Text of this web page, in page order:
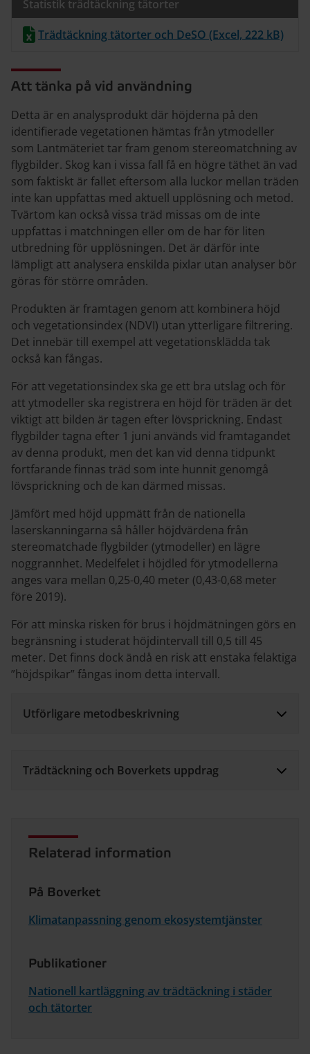
Statistik trädtäckning tätorter
Trädtäckning tätorter och DeSO (Excel, 222 kB)
Att tänka på vid användning
Detta är en analysprodukt där höjderna på den
identifierade vegetationen hämtas från ytmodeller
som Lantmäteriet tar fram genom stereomatchning av
flygbilder. Skog kan i vissa fall få en högre täthet än vad
som faktiskt är fallet eftersom alla luckor mellan träden
inte kan uppfattas med aktuell upplösning och metod.
Tvärtom kan också vissa träd missas om de inte
uppfattas i matchningen eller om de har för liten
utbredning för upplösningen. Det är därför inte
lämpligt att analysera enskilda pixlar utan analyser bör
göras för större områden.
Produkten är framtagen genom att kombinera höjd
och vegetationsindex (NDVI) utan ytterligare filtrering.
Det innebär till exempel att vegetationsklädda tak
också kan fångas.
För att vegetationsindex ska ge ett bra utslag och för
att ytmodeller ska registrera en höjd för träden är det
viktigt att bilden är tagen efter lövsprickning. Endast
flygbilder tagna efter 1 juni används vid framtagandet
av denna produkt, men det kan vid denna tidpunkt
fortfarande finnas träd som inte hunnit genomgå
lövsprickning och de kan därmed missas.
Jämfört med höjd uppmätt från de nationella
laserskanningarna så håller höjdvärdena från
stereomatchade flygbilder (ytmodeller) en lägre
noggrannhet. Medelfelet i höjdled för ytmodellerna
anges vara mellan 0,25-0,40 meter (0,43-0,68 meter
före 2019).
För att minska risken för brus i höjdmätningen görs en
begränsning i studerat höjdintervall till 0,5 till 45
meter. Det finns dock ändå en risk att enstaka felaktiga
”höjdspikar” fångas inom detta intervall.
Utförligare metodbeskrivning
Trädtäckning och Boverkets uppdrag
Relaterad information
På Boverket
Klimatanpassning genom ekosystemtjänster
Publikationer
Nationell kartläggning av trädtäckning i städer
och tätorter